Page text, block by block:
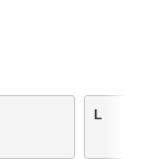
L